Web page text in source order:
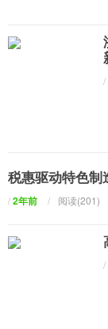
/
税惠驱动特色制
/2年前 / 阅读(201)
/